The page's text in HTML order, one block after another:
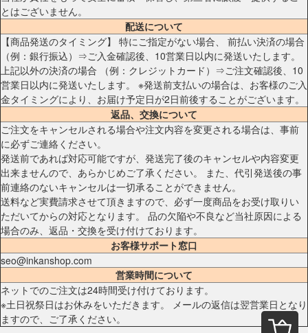
とはございません。
配送について
【商品発送のタイミング】 特にご指定がない場合、 前払い決済の場合
（例：銀行振込）⇒ご入金確認後、10営業日以内に発送いたします。
上記以外の決済の場合 （例：クレジットカード）⇒ご注文確認後、10
営業日以内に発送いたします。 ※発送前支払いの場合は、お客様のご入
金タイミングにより、お届け予定日が2日前後することがございます。
返品、交換について
ご注文をキャンセルされる場合や注文内容を変更される場合は、事前
に必ずご連絡ください。
発送前であれば対応可能ですが、発送完了後のキャンセルや内容変更
出来ませんので、あらかじめご了承ください。 また、代引発送後の事
前連絡のないキャンセルは一切承ることができません。
送料など実費請求させて頂きますので、必ず一度商品をお受け取りい
ただいてからの対応となります。 品の欠陥や不良など当社原因による
場合のみ、返品・交換を受け付けております。
お客様サポート窓口
seo@inkanshop.com
営業時間について
ネットでのご注文は24時間受け付けております。
※土日祝祭日はお休みをいただきます。 メールの返信は翌営業日となり
ますので、ご了承ください。